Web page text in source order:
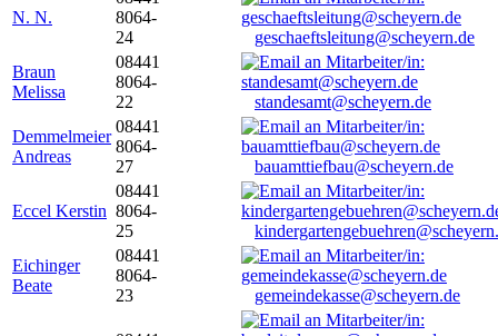
N. N.
8064-
24
geschaeftsleitung@scheyern.de
Braun
Melissa
08441
8064-
22
standesamt@scheyern.de
Demmelmeier
Andreas
08441
8064-
27
bauamttiefbau@scheyern.de
Eccel Kerstin
08441
8064-
25
Eichinger
Beate
08441
8064-
23
gemeindekasse@scheyern.de